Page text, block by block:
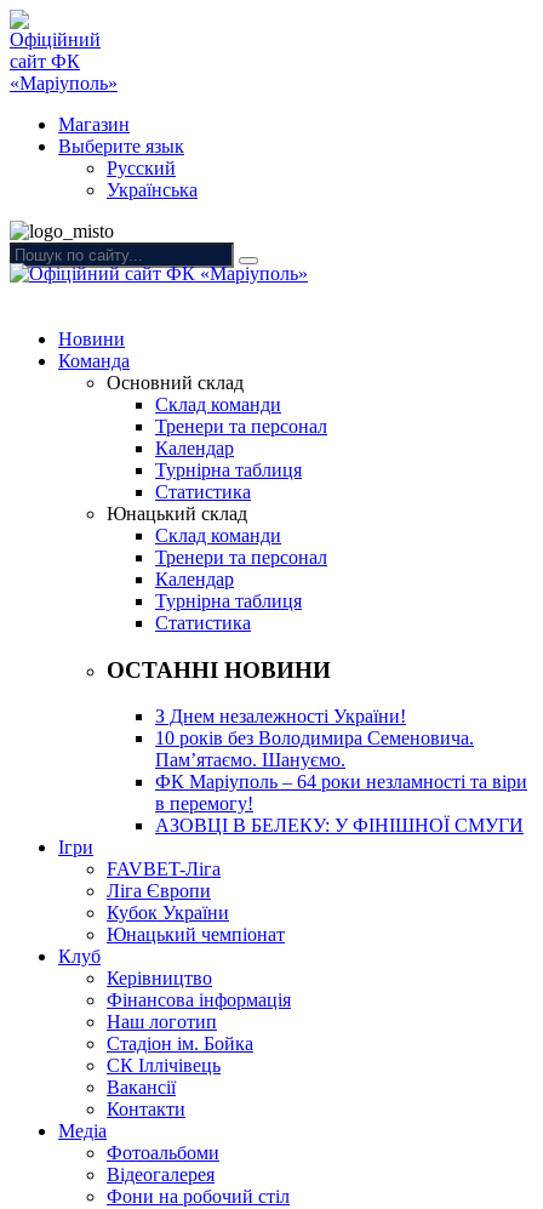
Магазин
Выберите язык
Русский
Українська
Новини
Команда
Основний склад
Склад команди
Тренери та персонал
Календар
Турнірна таблиця
Статистика
Юнацький склад
Склад команди
Тренери та персонал
Календар
Турнірна таблиця
Статистика
ОСТАННІ НОВИНИ
З Днем незалежності України!
10 років без Володимира Семеновича.
Пам’ятаємо. Шануємо.
ФК Маріуполь – 64 роки незламності та віри
в перемогу!
АЗОВЦІ В БЕЛЕКУ: У ФІНІШНОЇ СМУГИ
Ігри
FAVBET-Ліга
Ліга Європи
Кубок України
Юнацький чемпіонат
Клуб
Керівництво
Фінансова інформація
Наш логотип
Стадіон ім. Бойка
СК Іллічівець
Вакансії
Контакти
Медіа
Фотоальбоми
Відеогалерея
Фони на робочий стіл